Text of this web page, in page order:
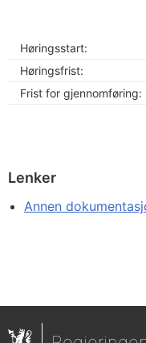
Høringsstart:
Høringsfrist:
Frist for gjennomføring:
Lenker
Annen